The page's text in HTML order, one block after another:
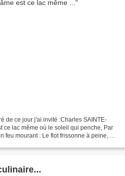
de ce jour j'ai invité :Charles SAINTE-
ce lac même où le soleil qui penche, Par
feu mourant : Le flot frissonne à peine, et